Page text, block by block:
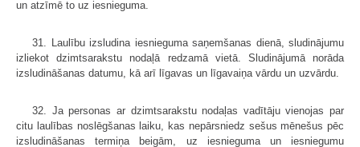
un atzīmē to uz iesnieguma.
31. Laulību izsludina iesnieguma saņemšanas dienā, sludinājumu
izliekot dzimtsarakstu nodaļā redzamā vietā. Sludinājumā norāda
izsludināšanas datumu, kā arī līgavas un līgavaiņa vārdu un uzvārdu.
32. Ja personas ar dzimtsarakstu nodaļas vadītāju vienojas par
citu laulības noslēgšanas laiku, kas nepārsniedz sešus mēnešus pēc
izsludināšanas termiņa beigām, uz iesnieguma un iesniegumu